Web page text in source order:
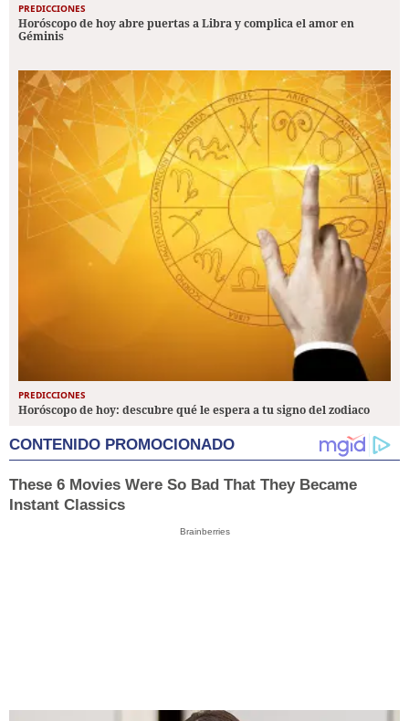
PREDICCIONES
Horóscopo de hoy abre puertas a Libra y complica el amor en
Géminis
PREDICCIONES
Horóscopo de hoy: descubre qué le espera a tu signo del zodiaco
CONTENIDO PROMOCIONADO
These 6 Movies Were So Bad That They Became
Instant Classics
Brainberries